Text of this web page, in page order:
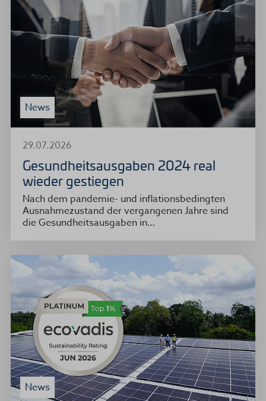
News
29.07.2026
Gesundheitsausgaben 2024 real
wieder gestiegen
Nach dem pandemie- und inflationsbedingten
Ausnahmezustand der vergangenen Jahre sind
die Gesundheitsausgaben in…
News